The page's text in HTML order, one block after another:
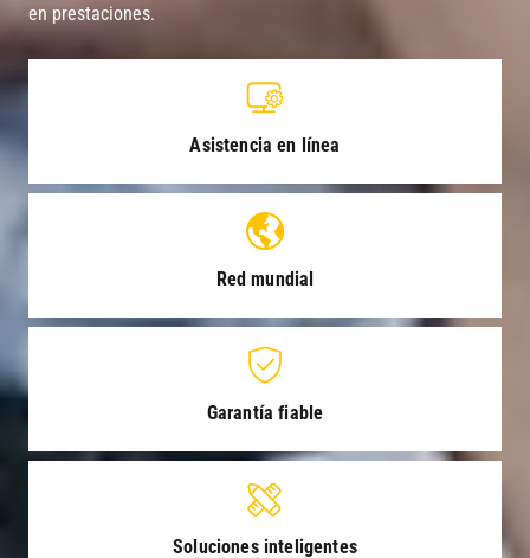
en prestaciones.
Asistencia en línea
Red mundial
Garantía fiable
Soluciones inteligentes